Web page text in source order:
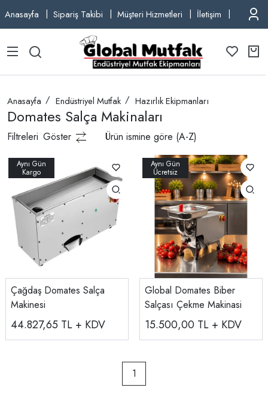
Anasayfa Sipariş Takibi Müşteri Hizmetleri İletişim TEL:
Anasayfa Endüstriyel Mutfak Hazırlık Ekipmanları
Domates Salça Makinaları
Filtreleri Göster Ürün ismine göre (A-Z)
Çağdaş Domates Salça
Makinesi
44.827,65 TL + KDV
Global Domates Biber
Salçası Çekme Makinasi
15.500,00 TL + KDV
1